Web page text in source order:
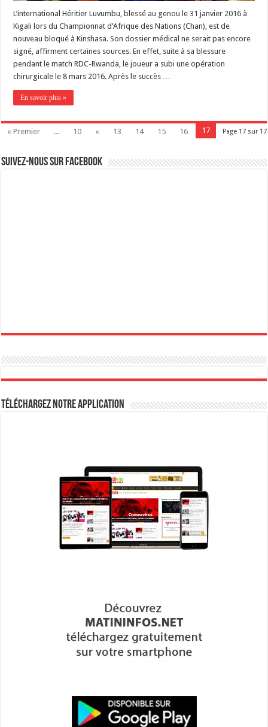
L’international Héritier Luvumbu, blessé au genou le 31 janvier 2016 à
Kigali lors du Championnat d’Afrique des Nations (Chan), est de
nouveau bloqué à Kinshasa. Son dossier médical ne serait pas encore
signé, affirment certaines sources. En effet, suite à sa blessure
pendant le match RDC-Rwanda, le joueur a subi une opération
chirurgicale le 8 mars 2016. Après le succès …
En savoir plus »
Page 17 sur 17
« Premier ... 10 « 13 14 15 16 17
Suivez-nous sur Facebook
Téléchargez notre Application